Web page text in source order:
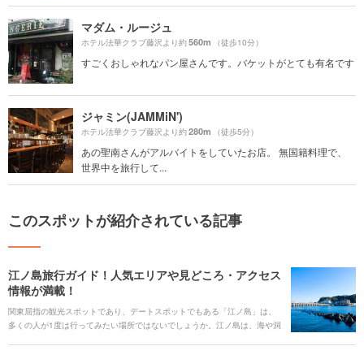
マダム・ルージュ
ホテル法華クラブ藤沢より約560m （徒歩10分）
すごくおしゃれなパン屋さんです。バケットがとても有名です
ジャミン(JAMMiN')
ホテル法華クラブ藤沢より約280m （徒歩5分）
あの聖南さんがアルバイトをしていたお店。 無国籍料理で、
世界中を旅行して...
このスポットが紹介されている記事
江ノ島旅行ガイド！人気エリアや見どころ・アクセス
情報が満載！
関東屈指の観光スポットであり、デートスポットでもある「江ノ島」は、
多くの人が1度は行ってみたい場所ではないでしょうか。江ノ島は、海や洞